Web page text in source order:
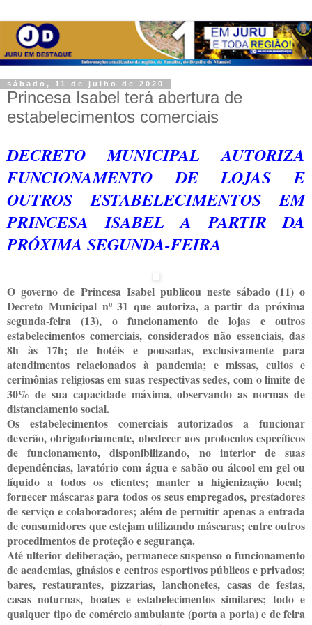
sábado, 11 de julho de 2020
Princesa Isabel terá abertura de
estabelecimentos comerciais
DECRETO MUNICIPAL AUTORIZA
FUNCIONAMENTO DE LOJAS E
OUTROS ESTABELECIMENTOS EM
PRINCESA ISABEL A PARTIR DA
PRÓXIMA SEGUNDA-FEIRA
O governo de Princesa Isabel publicou neste sábado (11) o
Decreto Municipal nº 31 que autoriza, a partir da próxima
segunda-feira (13), o funcionamento de lojas e outros
estabelecimentos comerciais, considerados não essenciais, das
8h às 17h; de hotéis e pousadas, exclusivamente para
atendimentos relacionados à pandemia; e missas, cultos e
cerimônias religiosas em suas respectivas sedes, com o limite de
30% de sua capacidade máxima, observando as normas de
distanciamento social.
Os estabelecimentos comerciais autorizados a funcionar
deverão, obrigatoriamente, obedecer aos protocolos específicos
de funcionamento, disponibilizando, no interior de suas
dependências, lavatório com água e sabão ou álcool em gel ou
líquido a todos os clientes; manter a higienização local;
fornecer máscaras para todos os seus empregados, prestadores
de serviço e colaboradores; além de permitir apenas a entrada
de consumidores que estejam utilizando máscaras; entre outros
procedimentos de proteção e segurança.
Até ulterior deliberação, permanece suspenso o funcionamento
de academias, ginásios e centros esportivos públicos e privados;
bares, restaurantes, pizzarias, lanchonetes, casas de festas,
casas noturnas, boates e estabelecimentos similares; todo e
qualquer tipo de comércio ambulante (porta a porta) e de feira